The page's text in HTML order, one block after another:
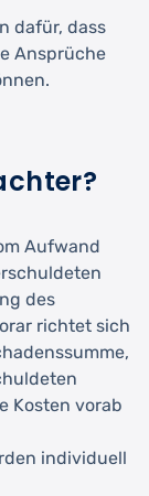
dafür, dass
Ansprüche
Aufwand
des
richtet sich
Kosten vorab
individuell